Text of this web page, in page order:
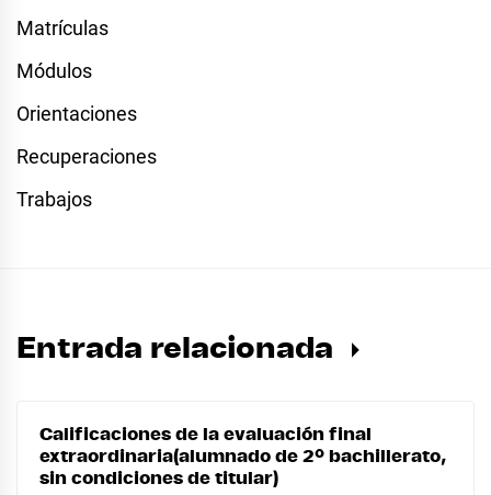
Matrículas
Módulos
Orientaciones
Recuperaciones
Trabajos
Entrada relacionada
Calificaciones de la evaluación final
extraordinaria(alumnado de 2º bachillerato,
sin condiciones de titular)